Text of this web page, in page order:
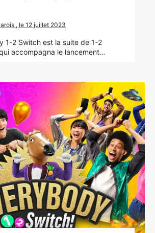
, le 12 juillet 2023
1-2 Switch est la suite de 1-2
accompagna le lancement…